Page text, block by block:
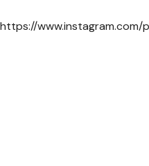
https://www.instagram.com/